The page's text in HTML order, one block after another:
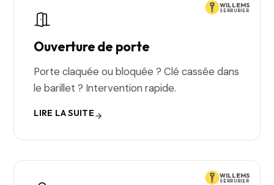
WILLEMS
SERRURIER
Ouverture de porte
Porte claquée ou bloquée ? Clé cassée dans
le barillet ? Intervention rapide.
LIRE LA SUITE
WILLEMS
SERRURIER